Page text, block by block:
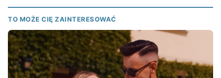
TO MOŻE CIĘ ZAINTERESOWAĆ